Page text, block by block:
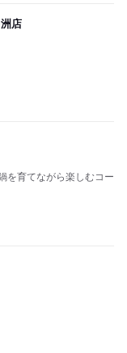
店
を育てながら楽しむコー